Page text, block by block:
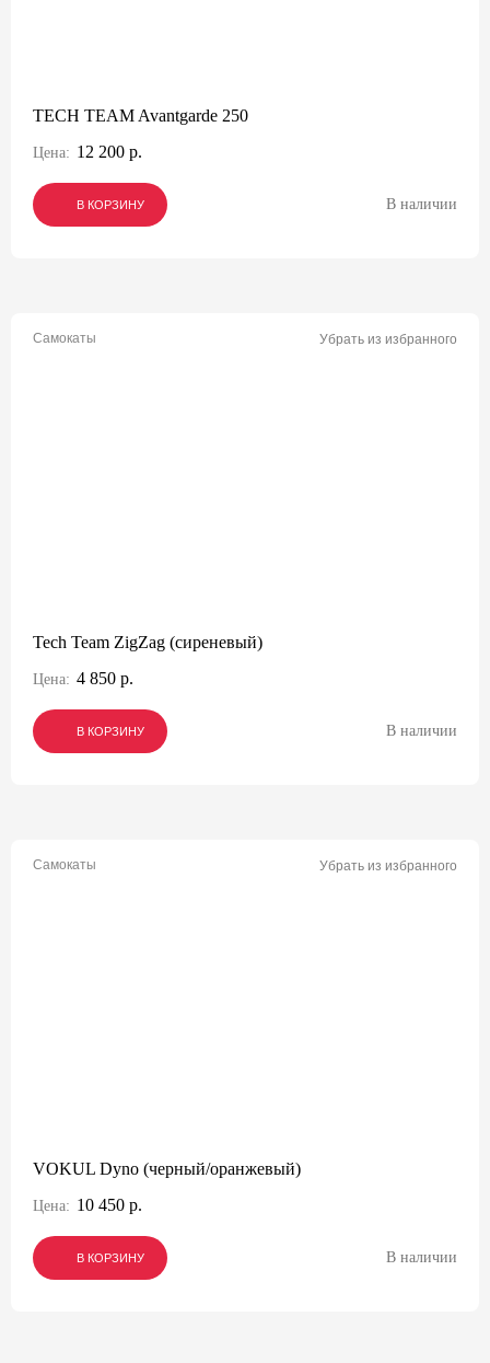
TECH TEAM Avantgarde 250
Цена: 12 200 р.
В КОРЗИНУ
В КОРЗИНУ
В КОРЗИНУ В наличии
Самокаты Убрать из избранного
Tech Team ZigZag (сиреневый)
Цена: 4 850 р.
В КОРЗИНУ
В КОРЗИНУ
В КОРЗИНУ В наличии
Самокаты Убрать из избранного
VOKUL Dyno (черный/оранжевый)
Цена: 10 450 р.
В КОРЗИНУ
В КОРЗИНУ
В КОРЗИНУ В наличии